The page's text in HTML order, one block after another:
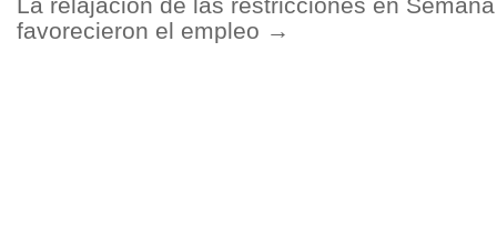
favorecieron el empleo →